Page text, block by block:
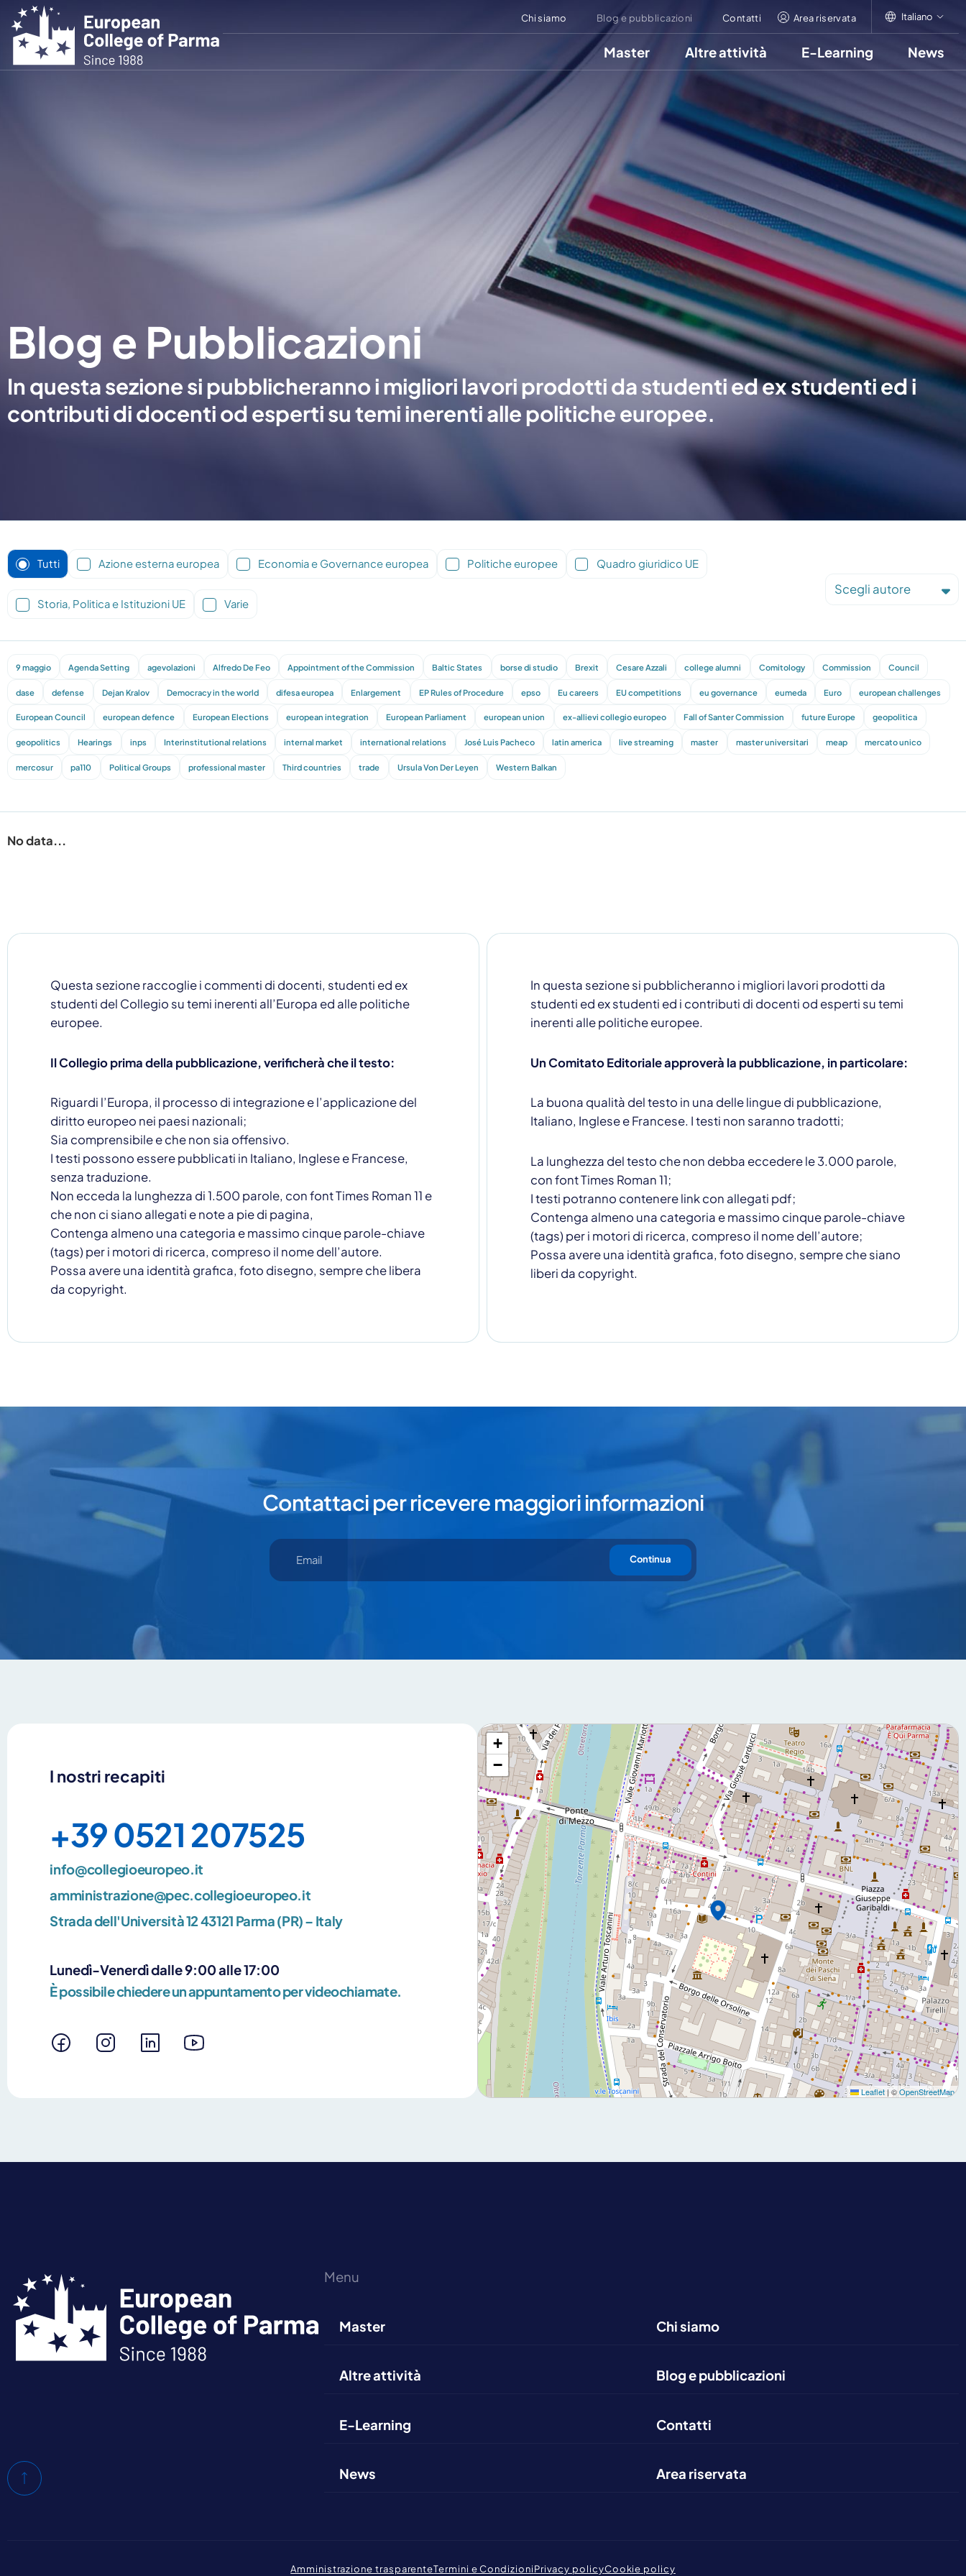
Chi siamo Blog e pubblicazioni Contatti Area riservata
Italiano
Italiano
Master Altre attività E-Learning News
Blog e Pubblicazioni
In questa sezione si pubblicheranno i migliori lavori prodotti da studenti ed ex studenti ed i
contributi di docenti od esperti su temi inerenti alle politiche europee.
Tutti Azione esterna europea Economia e Governance europea Politiche europee Quadro giuridico UE
Storia, Politica e Istituzioni UE Varie
Scegli autore
9 maggio Agenda Setting agevolazioni Alfredo De Feo Appointment of the Commission Baltic States borse di studio Brexit Cesare Azzali college alumni Comitology Commission Council
dase defense Dejan Kralov Democracy in the world difesa europea Enlargement EP Rules of Procedure epso Eu careers EU competitions eu governance eumeda Euro european challenges
European Council european defence European Elections european integration European Parliament european union ex-allievi collegio europeo Fall of Santer Commission future Europe geopolitica
geopolitics Hearings inps Interinstitutional relations internal market international relations José Luis Pacheco latin america live streaming master master universitari meap mercato unico
mercosur pa110 Political Groups professional master Third countries trade Ursula Von Der Leyen Western Balkan
No data...
Questa sezione raccoglie i commenti di docenti, studenti ed ex
studenti del Collegio su temi inerenti all’Europa ed alle politiche
europee.
Il Collegio prima della pubblicazione, verificherà che il testo:
Riguardi l’Europa, il processo di integrazione e l’applicazione del
diritto europeo nei paesi nazionali;
Sia comprensibile e che non sia offensivo.
I testi possono essere pubblicati in Italiano, Inglese e Francese,
senza traduzione.
Non ecceda la lunghezza di 1.500 parole, con font Times Roman 11 e
che non ci siano allegati e note a pie di pagina,
Contenga almeno una categoria e massimo cinque parole-chiave
(tags) per i motori di ricerca, compreso il nome dell’autore.
Possa avere una identità grafica, foto disegno, sempre che libera
da copyright.
In questa sezione si pubblicheranno i migliori lavori prodotti da
studenti ed ex studenti ed i contributi di docenti od esperti su temi
inerenti alle politiche europee.
Un Comitato Editoriale approverà la pubblicazione, in particolare:
La buona qualità del testo in una delle lingue di pubblicazione,
Italiano, Inglese e Francese. I testi non saranno tradotti;
La lunghezza del testo che non debba eccedere le 3.000 parole,
con font Times Roman 11;
I testi potranno contenere link con allegati pdf;
Contenga almeno una categoria e massimo cinque parole-chiave
(tags) per i motori di ricerca, compreso il nome dell’autore;
Possa avere una identità grafica, foto disegno, sempre che siano
liberi da copyright.
Contattaci per ricevere maggiori informazioni
Continua
I nostri recapiti
+39 0521 207525
info@collegioeuropeo.it
amministrazione@pec.collegioeuropeo.it
Strada dell'Università 12 43121 Parma (PR) – Italy
Lunedì-Venerdì dalle 9:00 alle 17:00
È possibile chiedere un appuntamento per videochiamate.
+
−
Leaflet |©OpenStreetMap
Menu
Master
Altre attività
E-Learning
News
Chi siamo
Blog e pubblicazioni
Contatti
Area riservata
Amministrazione trasparenteTermini e CondizioniPrivacy policyCookie policy
Contattaci per ricevere maggiori informazioni
Cliccando su invia dichiari di aver preso visione e di accettare la nostra